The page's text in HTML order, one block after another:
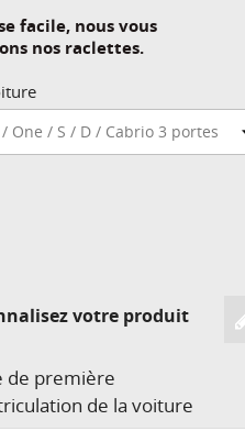
facile, nous vous
nos raclettes.
votre produit
de première
de la voiture